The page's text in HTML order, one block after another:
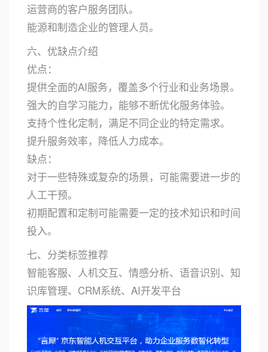
运营商的客户服务团队。
能源和制造企业的管理人员。
六、优缺点介绍
优点：
提供全面的AI服务，覆盖多个行业和业务场景。
强大的自学习能力，能够不断优化服务体验。
支持个性化定制，满足不同企业的特定需求。
提升服务效率，降低人力成本。
缺点：
对于一些特殊或复杂的场景，可能需要进一步的
人工干预。
初期配置和定制可能需要一定的技术知识和时间
投入。
七、分类标签推荐
智能客服、人机交互、情感分析、语音识别、知
识库管理、CRM系统、AI开发平台